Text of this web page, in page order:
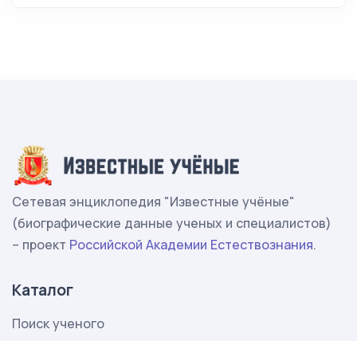
Сетевая энциклопедия "Известные учёные"
(биографические данные ученых и специалистов)
– проект Российской Академии Естествознания.
Каталог
Поиск ученого